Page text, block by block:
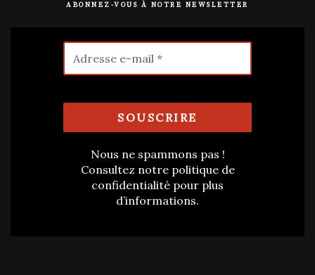
ABONNEZ-VOUS À NOTRE NEWSLETTER
Nous ne spammons pas !
Consultez notre politique de
confidentialité pour plus
d’informations.